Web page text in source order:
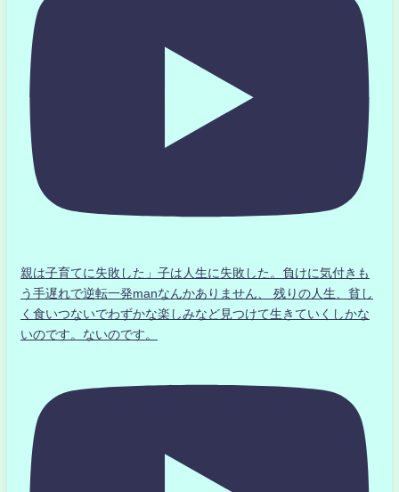
親は子育てに失敗した」子は人生に失敗した。負けに気付きも
う手遅れで逆転一発manなんかありません、 残りの人生、貧し
く食いつないでわずかな楽しみなど見つけて生きていくしかな
いのです。ないのです。